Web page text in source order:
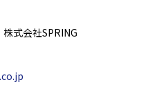
株式会社SPRING